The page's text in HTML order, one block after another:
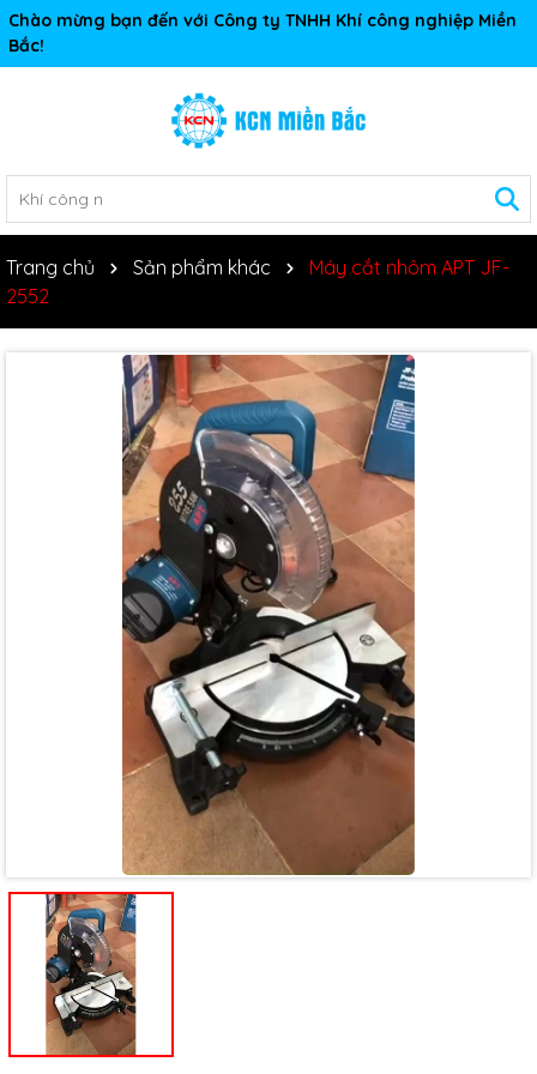
Chào mừng bạn đến với Công ty TNHH Khí công nghiệp Miền
Bắc!
Trang chủ Sản phẩm khác
Máy cắt nhôm APT JF-
2552